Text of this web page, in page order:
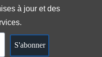
à jour et des
S'abonner